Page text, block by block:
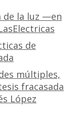
de la luz —en
de
múltiples,
fracasada
López